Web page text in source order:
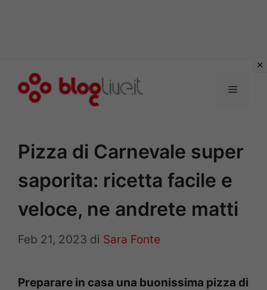
Menu
Pizza di Carnevale super
saporita: ricetta facile e
veloce, ne andrete matti
Feb 21, 2023 di Sara Fonte
Preparare in casa una buonissima pizza di